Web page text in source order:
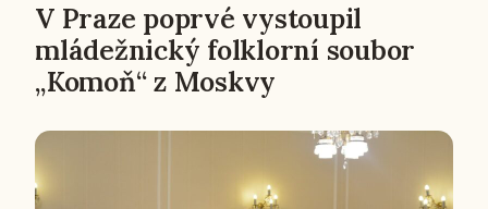
V Praze poprvé vystoupil
mládežnický folklorní soubor
„Komoň“ z Moskvy